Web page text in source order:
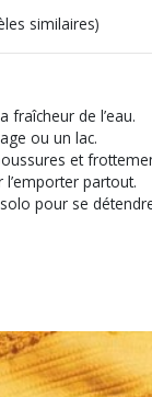
similaires)
de l’eau.
ou un lac.
et
partout.
pour se